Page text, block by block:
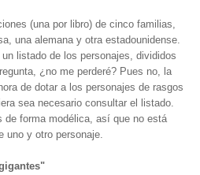
(una por libro) de cinco familias,
una alemana y otra estadounidense.
listado de los personajes, divididos
¿no me perderé? Pues no, la
de dotar a los personajes de rasgos
sea necesario consultar el listado.
forma modélica, así que no está
uno y otro personaje.